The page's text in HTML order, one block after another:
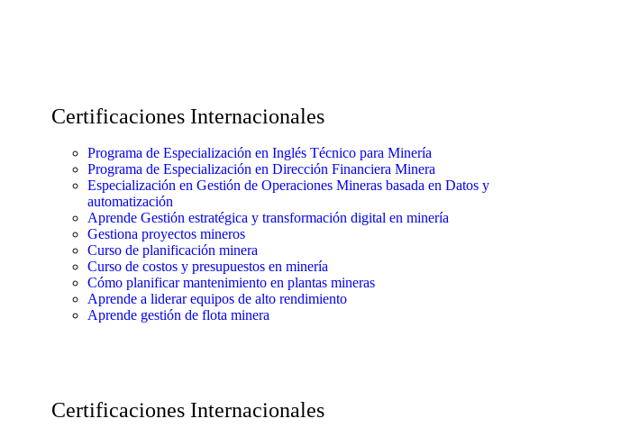
Certificaciones Internacionales
Programa de Especialización en Inglés Técnico para Minería
Programa de Especialización en Dirección Financiera Minera
Especialización en Gestión de Operaciones Mineras basada en Datos y
automatización
Aprende Gestión estratégica y transformación digital en minería
Gestiona proyectos mineros
Curso de planificación minera
Curso de costos y presupuestos en minería
Cómo planificar mantenimiento en plantas mineras
Aprende a liderar equipos de alto rendimiento
Aprende gestión de flota minera
Certificaciones Internacionales